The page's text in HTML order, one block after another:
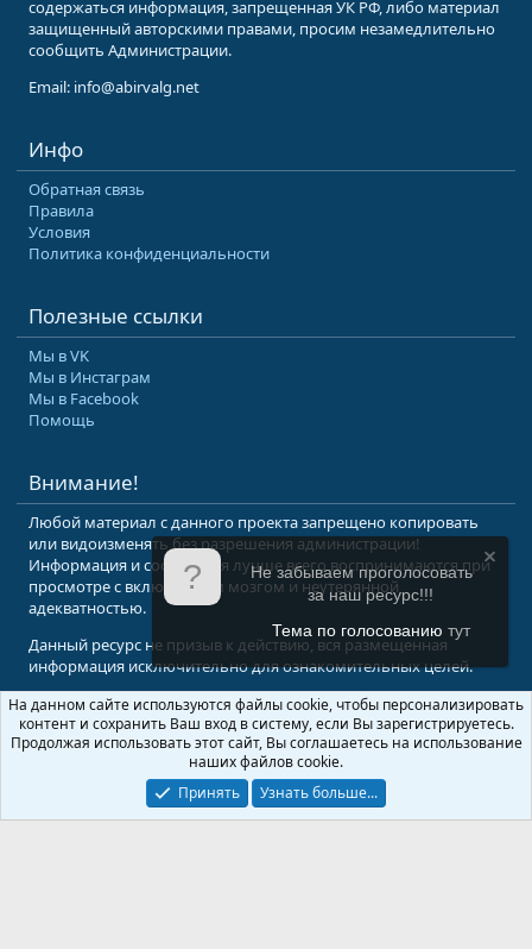
содержаться информация, запрещенная УК РФ, либо материал
защищенный авторскими правами, просим незамедлительно
сообщить Администрации.
Email: info@abirvalg.net
Инфо
Обратная связь
Правила
Условия
Политика конфиденциальности
Полезные ссылки
Мы в VK
Мы в Инстаграм
Мы в Facebook
Помощь
Внимание!
Любой материал с данного проекта запрещено копировать
или видоизменять без разрешения администрации!
Информация и сообщения лучше всего воспринимаются при
просмотре с включенным мозгом и неутерянной
адекватностью.
Данный ресурс не призыв к действию, вся размещенная
информация исключительно для ознакомительных целей.
© 2008-2026 Форум Абырвалг.нет - подводная охота, дайвинг, туризм
Перевод: XenForo.Info
Не забываем проголосовать
за наш ресурс!!!
Тема по голосованию тут
На данном сайте используются файлы cookie, чтобы персонализировать
контент и сохранить Ваш вход в систему, если Вы зарегистрируетесь.
Продолжая использовать этот сайт, Вы соглашаетесь на использование
наших файлов cookie.
Принять
Узнать больше...